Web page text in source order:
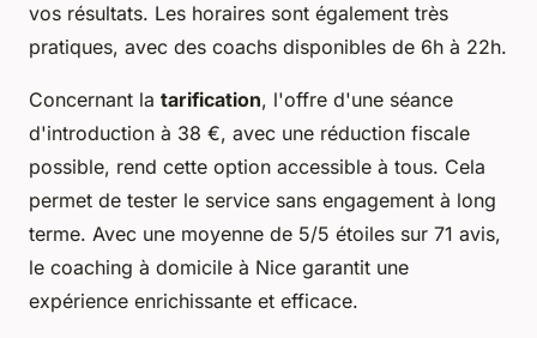
vos résultats. Les horaires sont également très
pratiques, avec des coachs disponibles de 6h à 22h.
Concernant la tarification, l'offre d'une séance
d'introduction à 38 €, avec une réduction fiscale
possible, rend cette option accessible à tous. Cela
permet de tester le service sans engagement à long
terme. Avec une moyenne de 5/5 étoiles sur 71 avis,
le coaching à domicile à Nice garantit une
expérience enrichissante et efficace.